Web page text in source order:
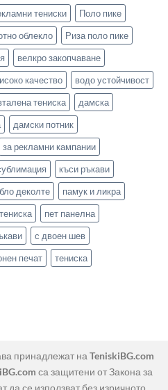
тениски
Поло пике
облекло
Риза поло пике
велкро закопчаване
качество
водо устойчивост
тениска
дамска
дамски потник
за рекламни кампании
къси ръкави
деколте
памук и ликра
пет панелна
с двоен шев
печат
тениска
принадлежат на TeniskiBG.com
са защитени от Закона за